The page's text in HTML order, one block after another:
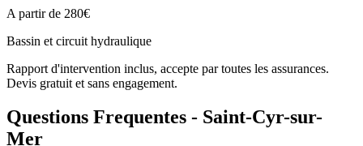
A partir de 280€
Bassin et circuit hydraulique
Rapport d'intervention inclus, accepte par toutes les assurances.
Devis gratuit et sans engagement.
Questions Frequentes - Saint-Cyr-sur-
Mer